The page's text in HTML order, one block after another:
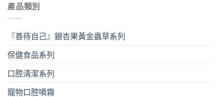
產品類別
『善待自己』銀杏果黃金蟲草系列
保健食品系列
口腔清潔系列
寵物口腔噴霧